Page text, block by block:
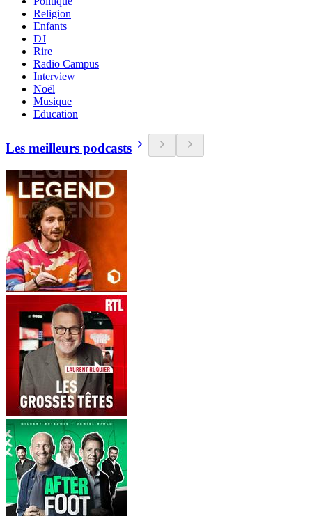
Religion
Enfants
DJ
Rire
Radio Campus
Interview
Noël
Musique
Education
Les meilleurs podcasts